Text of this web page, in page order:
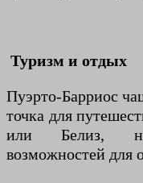
Туризм и отдых
Пуэрто-Барриос
точка для
или Белиз, но
возможностей для